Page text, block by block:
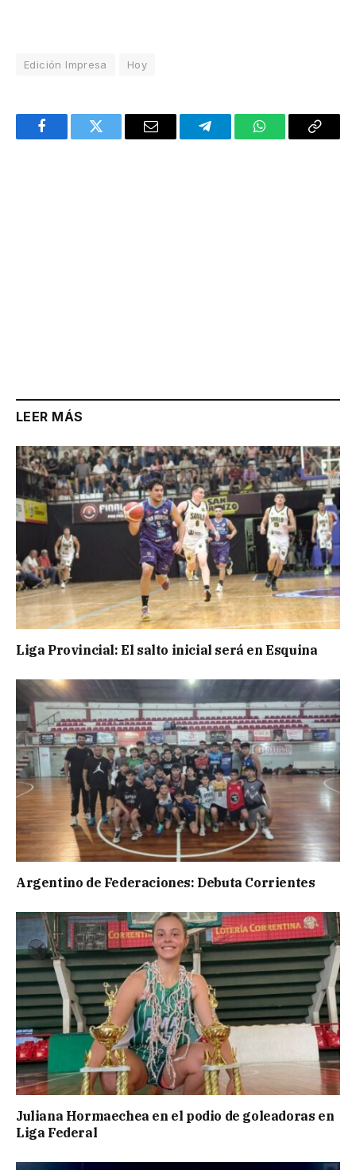
Edición Impresa Hoy
FacebookTwitter Email TelegramWhatsAppCopy
LEER MÁS
Liga Provincial: El salto inicial será en Esquina
Argentino de Federaciones: Debuta Corrientes
Juliana Hormaechea en el podio de goleadoras en
Liga Federal